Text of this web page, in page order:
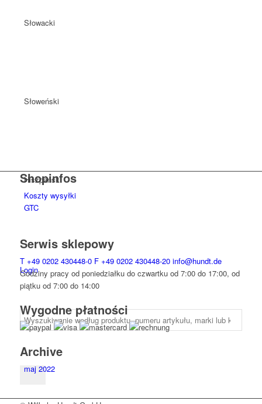
Słowacki
Słoweński
Hiszpański
Login
Shopinfos
Koszty wysyłki
GTC
Serwis sklepowy
T +49 0202 430448-0 F +49 0202 430448-20 info@hundt.de
Godziny pracy od poniedziałku do czwartku od 7:00 do 17:00, od
piątku od 7:00 do 14:00
Wygodne płatności
Archive
maj 2022